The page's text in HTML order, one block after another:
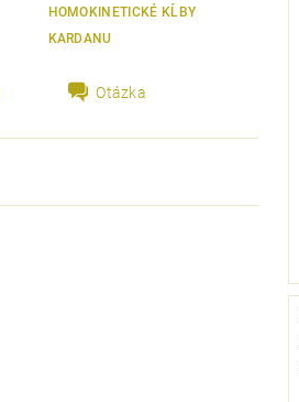
HOMOKINETICKÉ KĹBY
KARDANU
Otázka